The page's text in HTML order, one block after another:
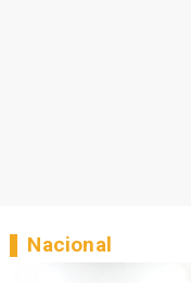
Nacional